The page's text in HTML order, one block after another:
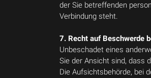
der Sie betreffenden
Verbindung steht.
7. Recht auf Beschwerde
Unbeschadet eines
Sie der Ansicht sind, dass
Die Aufsichtsbehörde, bei